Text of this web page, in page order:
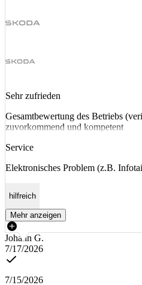
Sehr zufrieden
Gesamtbewertung des Betriebs
zuvorkommend und kompetent
Service
Elektronisches Problem (z.B.
hilfreich
Mehr anzeigen
Johann G.
7/17/2026
7/15/2026